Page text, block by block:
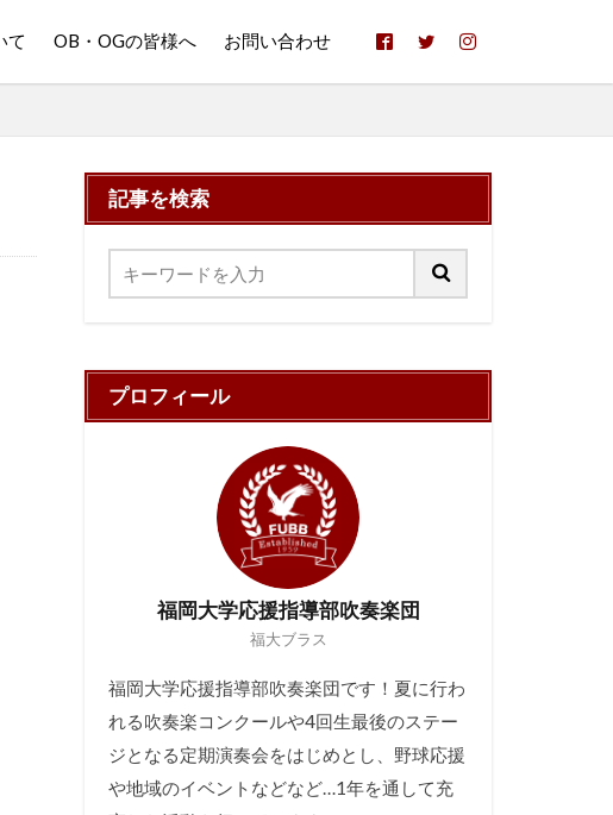
て OB・OGの皆様へ お問い合わせ
記事を検索
プロフィール
福岡大学応援指導部吹奏楽団
福大ブラス
福岡大学応援指導部吹奏楽団です！夏に行わ
れる吹奏楽コンクールや4回生最後のステー
ジとなる定期演奏会をはじめとし、野球応援
や地域のイベントなどなど…1年を通して充